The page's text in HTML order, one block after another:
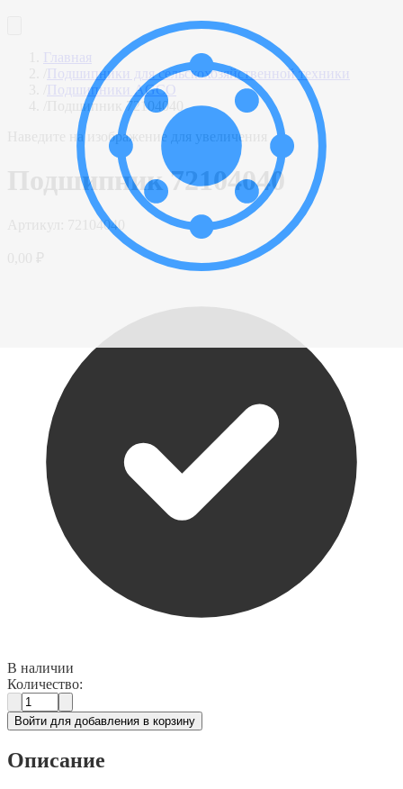
Главная
Подшипники для сельскохозяйственной техники
Подшипники AGCO
Подшипник 72104040
Наведите на изображение для увеличения
Подшипник 72104040
72104040
В наличии
Количество:
Войти для добавления в корзину
Описание